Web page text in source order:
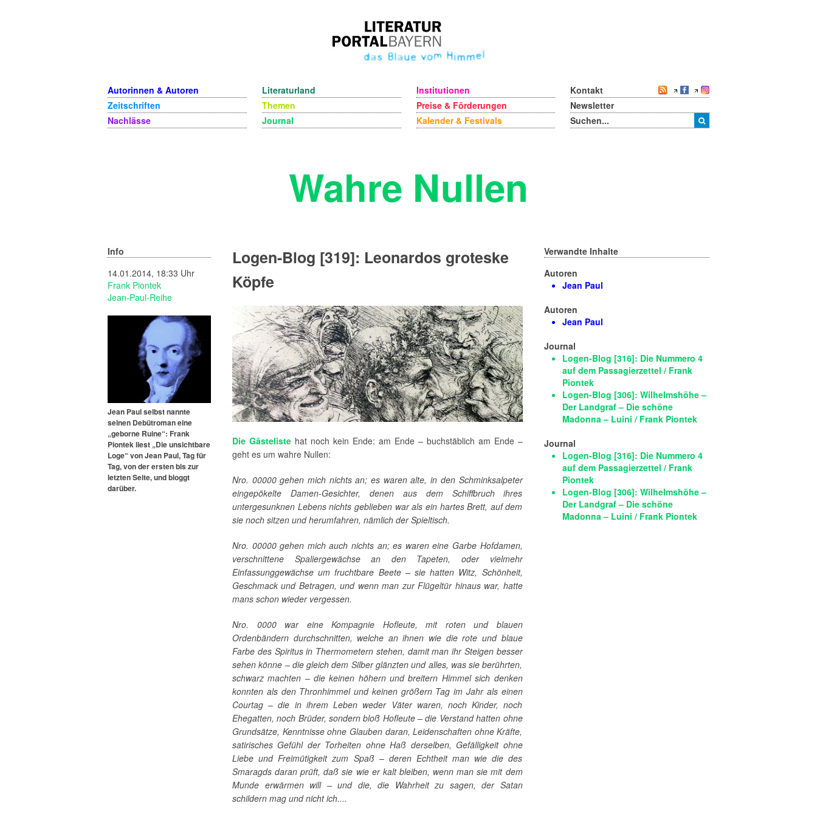
Autorinnen & Autoren
Zeitschriften
Nachlässe
Literaturland
Themen
Journal
Institutionen
Preise & Förderungen
Kalender & Festivals
Kontakt
Newsletter
Wahre Nullen
Info
14.01.2014, 18:33 Uhr
Frank Piontek
Jean-Paul-Reihe
Jean Paul selbst nannte
seinen Debütroman eine
„geborne Ruine“: Frank
Piontek liest „Die unsichtbare
Loge“ von Jean Paul, Tag für
Tag, von der ersten bis zur
letzten Seite, und bloggt
darüber.
Logen-Blog [319]: Leonardos groteske
Köpfe
Die Gästelistehat noch kein Ende: am Ende – buchstäblich am Ende –
geht es um wahre Nullen:
Nro. 00000 gehen mich nichts an; es waren alte, in den Schminksalpeter
eingepökelte Damen-Gesichter, denen aus dem Schiffbruch ihres
untergesunknen Lebens nichts geblieben war als ein hartes Brett, auf dem
sie noch sitzen und herumfahren, nämlich der Spieltisch.
Nro. 00000 gehen mich auch nichts an; es waren eine Garbe Hofdamen,
verschnittene Spaliergewächse an den Tapeten, oder vielmehr
Einfassunggewächse um fruchtbare Beete – sie hatten Witz, Schönheit,
Geschmack und Betragen, und wenn man zur Flügeltür hinaus war, hatte
mans schon wieder vergessen.
Nro. 0000 war eine Kompagnie Hofleute, mit roten und blauen
Ordenbändern durchschnitten, welche an ihnen wie die rote und blaue
Farbe des Spiritus in Thermometern stehen, damit man ihr Steigen besser
sehen könne – die gleich dem Silber glänzten und alles, was sie berührten,
schwarz machten – die keinen höhern und breitern Himmel sich denken
konnten als den Thronhimmel und keinen größern Tag im Jahr als einen
Courtag – die in ihrem Leben weder Väter waren, noch Kinder, noch
Ehegatten, noch Brüder, sondern bloß Hofleute – die Verstand hatten ohne
Grundsätze, Kenntnisse ohne Glauben daran, Leidenschaften ohne Kräfte,
satirisches Gefühl der Torheiten ohne Haß derselben, Gefälligkeit ohne
Liebe und Freimütigkeit zum Spaß – deren Echtheit man wie die des
Smaragds daran prüft, daß sie wie er kalt bleiben, wenn man sie mit dem
Munde erwärmen will – und die, die Wahrheit zu sagen, der Satan
schildern mag und nicht ich....
Verwandte Inhalte
Autoren
Jean Paul
Autoren
Jean Paul
Journal
Logen-Blog [316]: Die Nummero 4
auf dem Passagierzettel / Frank
Piontek
Logen-Blog [306]: Wilhelmshöhe –
Der Landgraf – Die schöne
Madonna – Luini / Frank Piontek
Journal
Logen-Blog [316]: Die Nummero 4
auf dem Passagierzettel / Frank
Piontek
Logen-Blog [306]: Wilhelmshöhe –
Der Landgraf – Die schöne
Madonna – Luini / Frank Piontek